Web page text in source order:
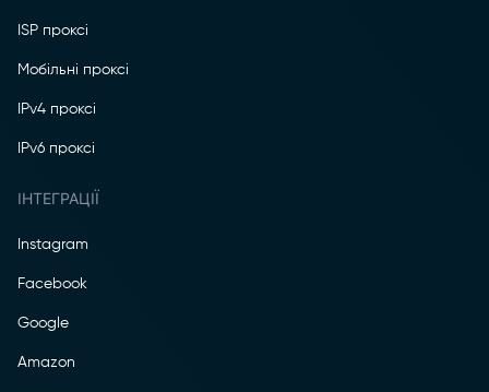
ISP проксі
Мобільні проксі
IPv4 проксі
IPv6 проксі
ІНТЕГРАЦІЇ
Instagram
Facebook
Google
Amazon